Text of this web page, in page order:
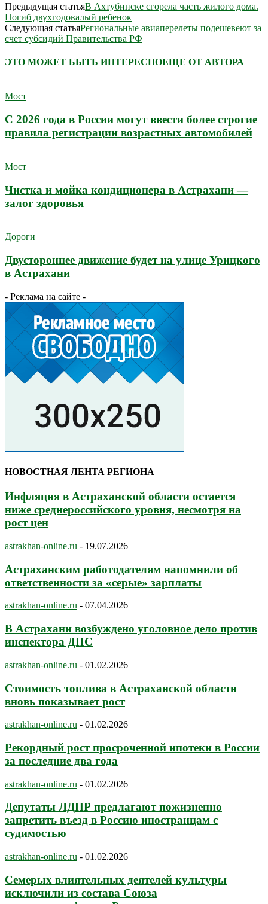
Предыдущая статьяВ Ахтубинске сгорела часть жилого дома.
Погиб двухгодовалый ребенок
Следующая статьяРегиональные авиаперелеты подешевеют за
счет субсидий Правительства РФ
ЭТО МОЖЕТ БЫТЬ ИНТЕРЕСНОЕЩЕ ОТ АВТОРА
Мост
С 2026 года в России могут ввести более строгие
правила регистрации возрастных автомобилей
Мост
Чистка и мойка кондиционера в Астрахани —
залог здоровья
Дороги
Двустороннее движение будет на улице Урицкого
в Астрахани
- Реклама на сайте -
НОВОСТНАЯ ЛЕНТА РЕГИОНА
Инфляция в Астраханской области остается
ниже среднероссийского уровня, несмотря на
рост цен
astrakhan-online.ru - 19.07.2026
Астраханским работодателям напомнили об
ответственности за «серые» зарплаты
astrakhan-online.ru - 07.04.2026
В Астрахани возбуждено уголовное дело против
инспектора ДПС
astrakhan-online.ru - 01.02.2026
Стоимость топлива в Астраханской области
вновь показывает рост
astrakhan-online.ru - 01.02.2026
Рекордный рост просроченной ипотеки в России
за последние два года
astrakhan-online.ru - 01.02.2026
Депутаты ЛДПР предлагают пожизненно
запретить въезд в Россию иностранцам с
судимостью
astrakhan-online.ru - 01.02.2026
Семерых влиятельных деятелей культуры
исключили из состава Союза